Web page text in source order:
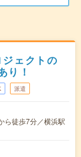
ェクトの
り！
派遣
ら徒歩7分／横浜駅